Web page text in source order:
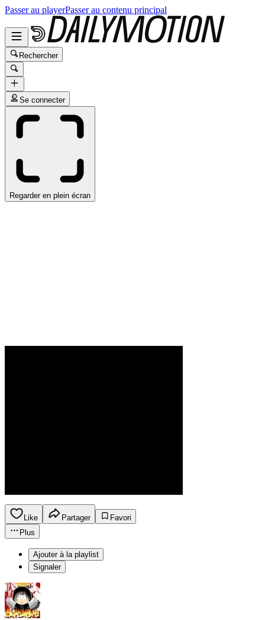
Passer au playerPasser au contenu principal
Rechercher
Se connecter
Regarder en plein écran
Like Partager
Favori
Plus
Ajouter à la playlist
Signaler